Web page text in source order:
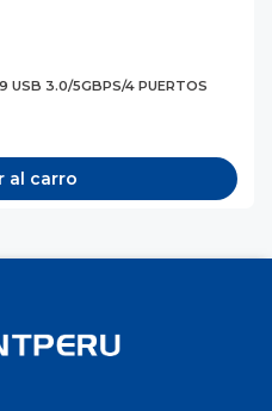
USB 3.0/5GBPS/4 PUERTOS
al carro